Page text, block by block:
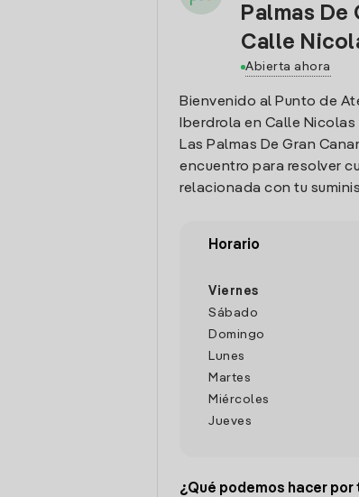
Palmas De
Calle
Abierta ahora
Bienvenido al Punto de
Iberdrola en Calle
Las Palmas De Gran
encuentro para resolver
relacionada con tu
Horario
Viernes
Sábado
Domingo
Lunes
Martes
Miércoles
Jueves
¿Qué podemos hacer por